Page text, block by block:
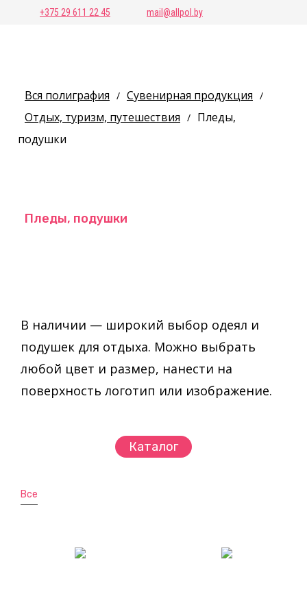
+375 29 611 22 45 mail@allpol.by
Вся полиграфия / Сувенирная продукция /
Отдых, туризм, путешествия / Пледы,
подушки
Пледы, подушки
В наличии — широкий выбор одеял и
подушек для отдыха. Можно выбрать
любой цвет и размер, нанести на
поверхность логотип или изображение.
Каталог
Все